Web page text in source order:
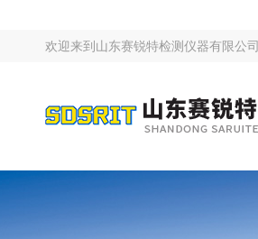
欢迎来到 山东赛锐特检测仪器有限公司